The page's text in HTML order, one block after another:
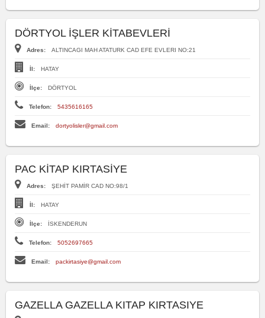
DÖRTYOL İŞLER KİTABEVLERİ
Adres: ALTINCAGI MAH ATATURK CAD EFE EVLERI NO:21
İl: HATAY
İlçe: DÖRTYOL
Telefon: 5435616165
Email: dortyolisler@gmail.com
PAC KİTAP KIRTASİYE
Adres: ŞEHİT PAMİR CAD NO:98/1
İl: HATAY
İlçe: İSKENDERUN
Telefon: 5052697665
Email: packirtasiye@gmail.com
GAZELLA GAZELLA KITAP KIRTASIYE